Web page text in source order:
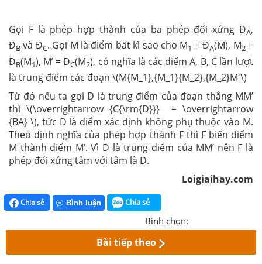
Gọi F là phép hợp thành của ba phép đối xứng ĐA,
ĐB và ĐC. Gọi M là điểm bất kì sao cho M1 = ĐA(M), M2=
ĐB(M1), M’ = ĐC(M2), có nghĩa là các điểm A, B, C lần lượt
là trung điểm các đoạn \(M{M_1},{M_1}{M_2},{M_2}M'\)
Từ đó nếu ta gọi D là trung điểm của đoạn thẳng MM’
thì \(\overrightarrow {C{\rm{D}}} = \overrightarrow
{BA} \), tức D là điểm xác định không phụ thuộc vào M.
Theo định nghĩa của phép hợp thành F thì F biến điểm
M thành điểm M’. Vì D là trung điểm của MM’ nên F là
phép đối xứng tâm với tâm là D.
Loigiaihay.com
Chia sẻ Bình luận Chia sẻ
Bình chọn:
Bài tiếp theo